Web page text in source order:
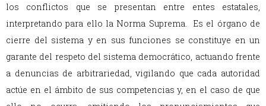
los conflictos que se presentan entre entes estatales,
interpretando para ello la Norma Suprema. Es el órgano de
cierre del sistema y en sus funciones se constituye en un
garante del respeto del sistema democrático, actuando frente
a denuncias de arbitrariedad, vigilando que cada autoridad
actúe en el ámbito de sus competencias y, en el caso de que